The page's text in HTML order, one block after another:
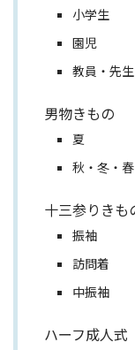
小学生
園児
教員・先生
男物きもの
夏
秋・冬・春
十三参りきも
振袖
訪問着
中振袖
ハーフ成人式